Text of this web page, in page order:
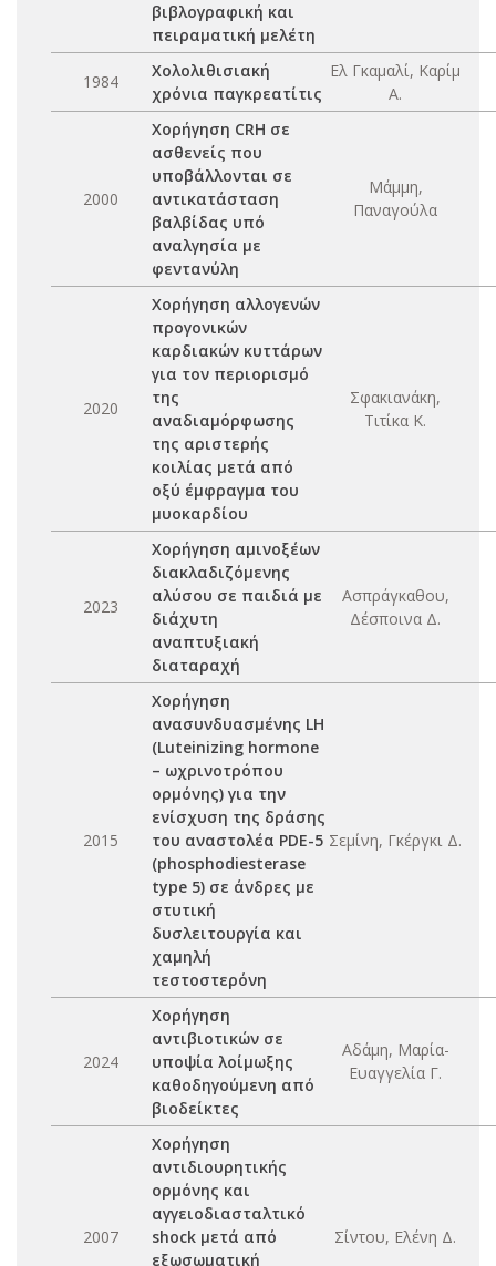
βιβλογραφική και
πειραματική μελέτη
1984
Χολολιθισιακή
χρόνια παγκρεατίτις
Ελ Γκαμαλί, Καρίμ
Α.
2000
Χορήγηση CRH σε
ασθενείς που
υποβάλλονται σε
αντικατάσταση
βαλβίδας υπό
αναλγησία με
φεντανύλη
Μάμμη,
Παναγούλα
2020
Χορήγηση αλλογενών
προγονικών
καρδιακών κυττάρων
για τον περιορισμό
της
αναδιαμόρφωσης
της αριστερής
κοιλίας μετά από
οξύ έμφραγμα του
μυοκαρδίου
Σφακιανάκη,
Τιτίκα Κ.
2023
Χορήγηση αμινοξέων
διακλαδιζόμενης
αλύσου σε παιδιά με
διάχυτη
αναπτυξιακή
διαταραχή
Ασπράγκαθου,
Δέσποινα Δ.
2015
Χορήγηση
ανασυνδυασμένης LH
(Luteinizing hormone
– ωχρινοτρόπου
ορμόνης) για την
ενίσχυση της δράσης
του αναστολέα PDE-5
(phosphodiesterase
type 5) σε άνδρες με
στυτική
δυσλειτουργία και
χαμηλή
τεστοστερόνη
Σεμίνη, Γκέργκι Δ.
2024
Χορήγηση
αντιβιοτικών σε
υποψία λοίμωξης
καθοδηγούμενη από
βιοδείκτες
Αδάμη, Μαρία-
Ευαγγελία Γ.
2007
Χορήγηση
αντιδιουρητικής
ορμόνης και
αγγειοδιασταλτικό
shock μετά από
εξωσωματική
Σίντου, Ελένη Δ.